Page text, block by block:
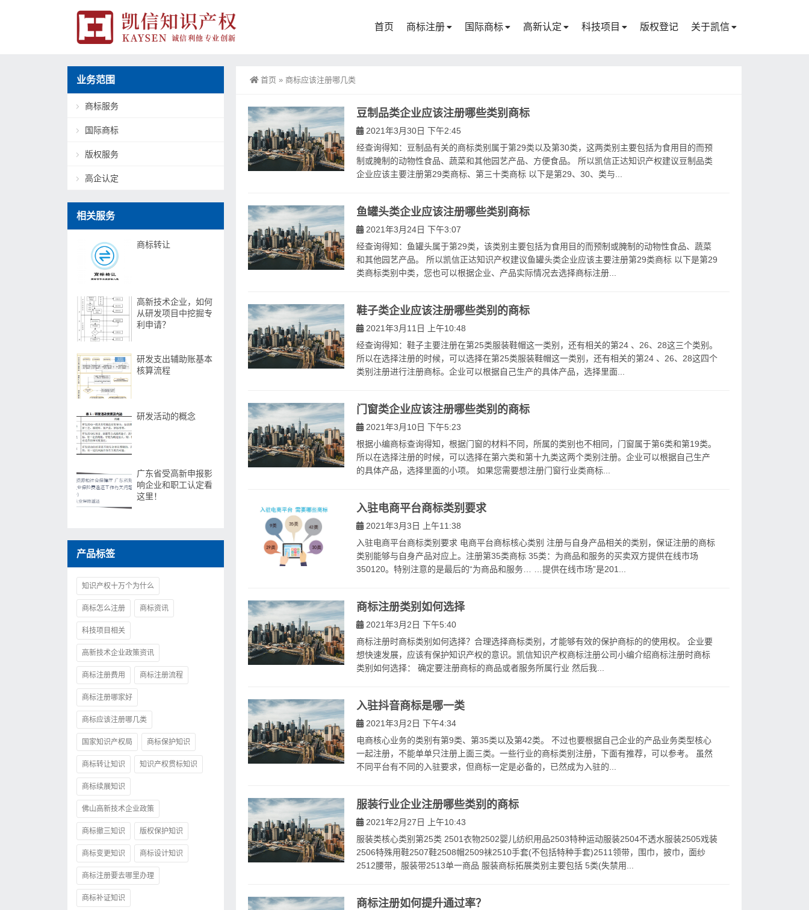
首页 商标注册 国际商标 高新认定 科技项目 版权登记 关于凯信
首页 » 商标应该注册哪几类
豆制品类企业应该注册哪些类别商标
2021年3月30日 下午2:45
经查询得知：豆制品有关的商标类别属于第29类以及第30类，这两类别主要包括为食用目的而预
制或腌制的动物性食品、蔬菜和其他园艺产品、方便食品。 所以凯信正达知识产权建议豆制品类
企业应该主要注册第29类商标、第三十类商标 以下是第29、30、类与...
鱼罐头类企业应该注册哪些类别商标
2021年3月24日 下午3:07
经查询得知：鱼罐头属于第29类，该类别主要包括为食用目的而预制或腌制的动物性食品、蔬菜
和其他园艺产品。 所以凯信正达知识产权建议鱼罐头类企业应该主要注册第29类商标 以下是第29
类商标类别中类，您也可以根据企业、产品实际情况去选择商标注册...
鞋子类企业应该注册哪些类别的商标
2021年3月11日 上午10:48
经查询得知：鞋子主要注册在第25类服装鞋帽这一类别，还有相关的第24 、26、28这三个类别。
所以在选择注册的时候，可以选择在第25类服装鞋帽这一类别，还有相关的第24 、26、28这四个
类别注册进行注册商标。企业可以根据自己生产的具体产品，选择里面...
门窗类企业应该注册哪些类别的商标
2021年3月10日 下午5:23
根据小编商标查询得知，根据门窗的材料不同，所属的类别也不相同，门窗属于第6类和第19类。
所以在选择注册的时候，可以选择在第六类和第十九类这两个类别注册。企业可以根据自己生产
的具体产品，选择里面的小项。 如果您需要想注册门窗行业类商标...
入驻电商平台商标类别要求
2021年3月3日 上午11:38
入驻电商平台商标类别要求 电商平台商标核心类别 注册与自身产品相关的类别，保证注册的商标
类别能够与自身产品对应上。注册第35类商标 35类：为商品和服务的买卖双方提供在线市场
350120。特别注意的是最后的“为商品和服务… …提供在线市场”是201...
商标注册类别如何选择
2021年3月2日 下午5:40
商标注册时商标类别如何选择？合理选择商标类别，才能够有效的保护商标的的使用权。 企业要
想快速发展，应该有保护知识产权的意识。凯信知识产权商标注册公司小编介绍商标注册时商标
类别如何选择： 确定要注册商标的商品或者服务所属行业 然后我...
入驻抖音商标是哪一类
2021年3月2日 下午4:34
电商核心业务的类别有第9类、第35类以及第42类。 不过也要根据自己企业的产品业务类型核心
一起注册，不能单单只注册上面三类。一些行业的商标类别注册，下面有推荐，可以参考。 虽然
不同平台有不同的入驻要求，但商标一定是必备的，已然成为入驻的...
服装行业企业注册哪些类别的商标
2021年2月27日 上午10:43
服装类核心类别第25类 2501衣物2502婴儿纺织用品2503特种运动服装2504不透水服装2505戏装
2506特殊用鞋2507鞋2508帽2509袜2510手套(不包括特种手套)2511领带，围巾，披巾，面纱
2512腰带，服装带2513单一商品 服装商标拓展类别主要包括 5类(失禁用...
商标注册如何提升通过率？
业务范围
商标服务
国际商标
版权服务
高企认定
相关服务
商标转让
高新技术企业，如何
从研发项目中挖掘专
利申请？
研发支出辅助账基本
核算流程
研发活动的概念
广东省受高新申报影
响企业和职工认定看
这里！
产品标签
知识产权十万个为什么
商标怎么注册 商标资讯
科技项目相关
高新技术企业政策资讯
商标注册费用 商标注册流程
商标注册哪家好
商标应该注册哪几类
国家知识产权局 商标保护知识
商标转让知识 知识产权贯标知识
商标续展知识
佛山高新技术企业政策
商标撤三知识 版权保护知识
商标变更知识 商标设计知识
商标注册要去哪里办理
商标补证知识